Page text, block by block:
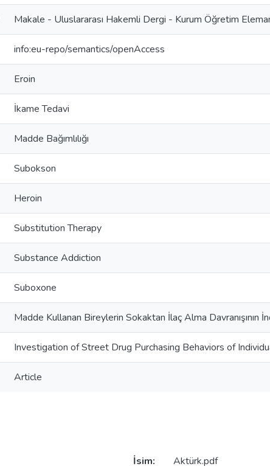
Makale - Uluslararası Hakemli Dergi - Kurum Öğretim
info:eu-repo/semantics/openAccess
Eroin
İkame Tedavi
Madde Bağımlılığı
Subokson
Heroin
Substitution Therapy
Substance Addiction
Suboxone
Madde Kullanan Bireylerin Sokaktan İlaç Alma Davranışının
Investigation of Street Drug Purchasing Behaviors of
Article
İsim:
Aktürk.pdf